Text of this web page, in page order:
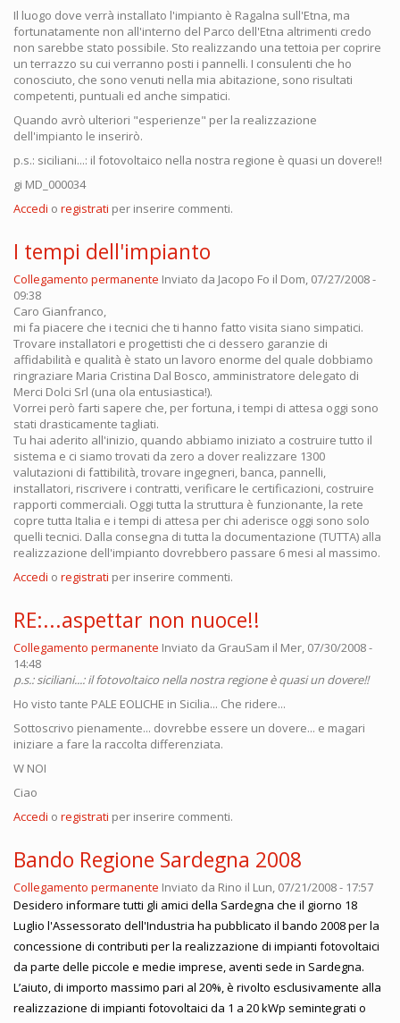
Il luogo dove verrà installato l'impianto è Ragalna sull'Etna, ma
fortunatamente non all'interno del Parco dell'Etna altrimenti credo
non sarebbe stato possibile. Sto realizzando una tettoia per coprire
un terrazzo su cui verranno posti i pannelli. I consulenti che ho
conosciuto, che sono venuti nella mia abitazione, sono risultati
competenti, puntuali ed anche simpatici.
Quando avrò ulteriori "esperienze" per la realizzazione
dell'impianto le inserirò.
p.s.: siciliani...: il fotovoltaico nella nostra regione è quasi un dovere!!
gi MD_000034
Accedi o registrati per inserire commenti.
I tempi dell'impianto
Collegamento permanente Inviato da Jacopo Fo il Dom, 07/27/2008 -
09:38
Caro Gianfranco,
mi fa piacere che i tecnici che ti hanno fatto visita siano simpatici.
Trovare installatori e progettisti che ci dessero garanzie di
affidabilità e qualità è stato un lavoro enorme del quale dobbiamo
ringraziare Maria Cristina Dal Bosco, amministratore delegato di
Merci Dolci Srl (una ola entusiastica!).
Vorrei però farti sapere che, per fortuna, i tempi di attesa oggi sono
stati drasticamente tagliati.
Tu hai aderito all'inizio, quando abbiamo iniziato a costruire tutto il
sistema e ci siamo trovati da zero a dover realizzare 1300
valutazioni di fattibilità, trovare ingegneri, banca, pannelli,
installatori, riscrivere i contratti, verificare le certificazioni, costruire
rapporti commerciali. Oggi tutta la struttura è funzionante, la rete
copre tutta Italia e i tempi di attesa per chi aderisce oggi sono solo
quelli tecnici. Dalla consegna di tutta la documentazione (TUTTA) alla
realizzazione dell'impianto dovrebbero passare 6 mesi al massimo.
Accedi o registrati per inserire commenti.
RE:...aspettar non nuoce!!
Collegamento permanente Inviato da GrauSam il Mer, 07/30/2008 -
14:48
p.s.: siciliani...: il fotovoltaico nella nostra regione è quasi un dovere!!
Ho visto tante PALE EOLICHE in Sicilia... Che ridere...
Sottoscrivo pienamente... dovrebbe essere un dovere... e magari
iniziare a fare la raccolta differenziata.
W NOI
Ciao
Accedi o registrati per inserire commenti.
Bando Regione Sardegna 2008
Collegamento permanente Inviato da Rino il Lun, 07/21/2008 - 17:57
Desidero informare tutti gli amici della Sardegna che il giorno 18
Luglio l'Assessorato dell'Industria ha pubblicato il bando 2008 per la
concessione di contributi per la realizzazione di impianti fotovoltaici
da parte delle piccole e medie imprese, aventi sede in Sardegna.
L’aiuto, di importo massimo pari al 20%, è rivolto esclusivamente alla
realizzazione di impianti fotovoltaici da 1 a 20 kWp semintegrati o